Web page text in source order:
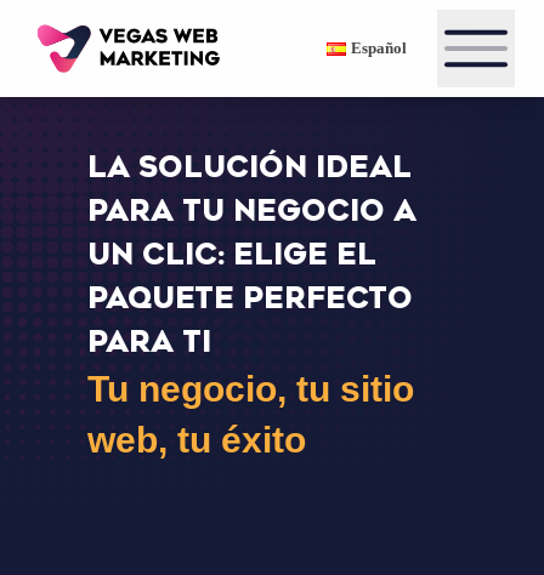
Español
LA SOLUCIÓN IDEAL
PARA TU NEGOCIO A
UN CLIC: ELIGE EL
PAQUETE PERFECTO
PARA TI
Tu negocio, tu sitio
web, tu éxito